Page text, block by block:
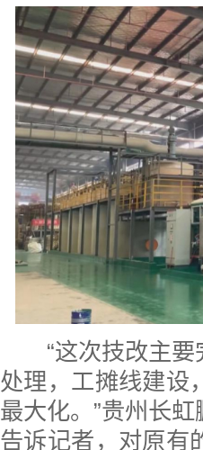
“这次技改主要
处理，工摊线建设
最大化。”贵州长
告诉记者，对原有